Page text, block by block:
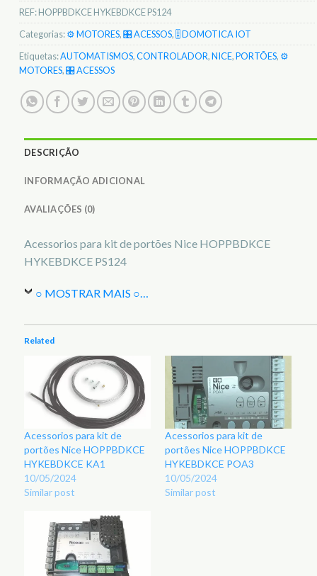
REF:HOPPBDKCE HYKEBDKCE PS124
Categorias:⚙️ MOTORES,🎛️ ACESSOS, 🎚️ DOMOTICA IOT
Etiquetas:AUTOMATISMOS,CONTROLADOR,NICE,PORTÕES, ⚙️
MOTORES,🎛️ ACESSOS
DESCRIÇÃO
INFORMAÇÃO ADICIONAL
AVALIAÇÕES (0)
Acessorios para kit de portões Nice HOPPBDKCE
HYKEBDKCE PS124
○ MOSTRAR MAIS ○…
Related
Acessorios para kit de
portões Nice HOPPBDKCE
HYKEBDKCE KA1
10/05/2024
Similar post
Acessorios para kit de
portões Nice HOPPBDKCE
HYKEBDKCE POA3
10/05/2024
Similar post